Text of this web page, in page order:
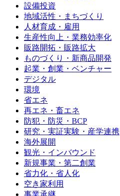
設備投資
地域活性・まちづくり
人材育成・雇用
生産性向上・業務効率化
販路開拓・販路拡大
ものづくり・新商品開発
起業・創業・ベンチャー
デジタル
環境
省エネ
再エネ・畜エネ
防犯・防災・BCP
研究・実証実験・産学連携
海外展開
観光・インバウンド
新規事業・第二創業
省力化・省人化
空き家利用
事業承継